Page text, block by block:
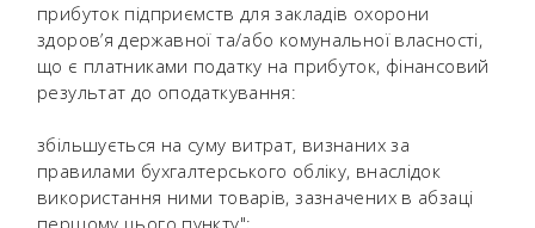
прибуток підприємств для закладів охорони
здоров’я державної та/або комунальної власності,
що є платниками податку на прибуток, фінансовий
результат до оподаткування:
збільшується на суму витрат, визнаних за
правилами бухгалтерського обліку, внаслідок
використання ними товарів, зазначених в абзаці
першому цього пункту";